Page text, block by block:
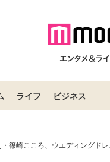
ライフ ビジネス
篠崎こころ、ウエディングドレ